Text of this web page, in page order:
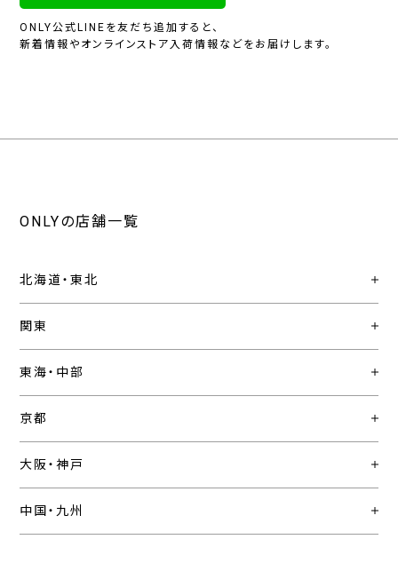
ONLY公式LINEを友だち追加すると、
新着情報やオンラインストア入荷情報などをお届けします。
ONLYの店舗一覧
北海道・東北
関東
東海・中部
京都
大阪・神戸
中国・九州